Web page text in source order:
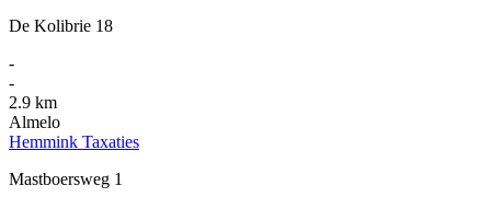
De Kolibrie 18
-
-
2.9 km
Almelo
Hemmink Taxaties
Mastboersweg 1